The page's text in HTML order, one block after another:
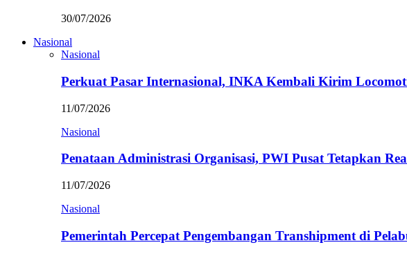
30/07/2026
Nasional
Nasional
Perkuat Pasar Internasional, INKA Kembali Kirim
11/07/2026
Nasional
Penataan Administrasi Organisasi, PWI Pusat Tetapkan
11/07/2026
Nasional
Pemerintah Percepat Pengembangan Transhipment di